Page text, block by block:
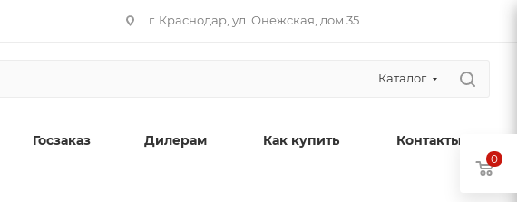
г. Краснодар, ул. Онежская, дом 35
Каталог
Госзаказ Дилерам Как купить Контакты
0